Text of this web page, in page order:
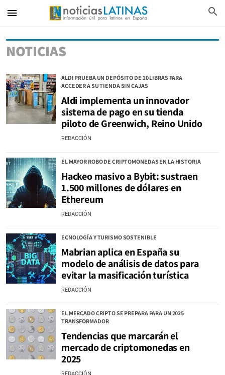
menu search
NOTICIAS
ALDI PRUEBA UN DEPÓSITO DE 10 LIBRAS PARA
ACCEDER A SU TIENDA SIN CAJAS
Aldi implementa un innovador
sistema de pago en su tienda
piloto de Greenwich, Reino Unido
REDACCIÓN
EL MAYOR ROBO DE CRIPTOMONEDAS EN LA HISTORIA
Hackeo masivo a Bybit: sustraen
1.500 millones de dólares en
Ethereum
REDACCIÓN
ECNOLOGÍA Y TURISMO SOSTENIBLE
Mabrian aplica en España su
modelo de análisis de datos para
evitar la masificación turística
REDACCIÓN
EL MERCADO CRIPTO SE PREPARA PARA UN 2025
TRANSFORMADOR
Tendencias que marcarán el
mercado de criptomonedas en
2025